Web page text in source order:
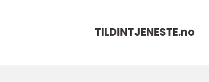
TILDINTJENESTE.no